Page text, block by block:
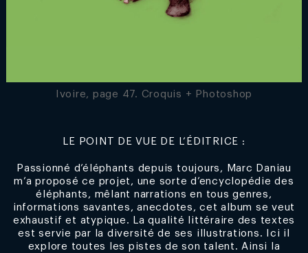
Ivoire, page 47. Croquis + Photoshop
LE POINT DE VUE DE L’ÉDITRICE :
Passionné d’éléphants depuis toujours, Marc Daniau
m’a proposé ce projet, une sorte d’encyclopédie des
éléphants, mêlant narrations en tous genres,
informations savantes, anecdotes, cet album se veut
exhaustif et atypique. La qualité littéraire des textes
est servie par la diversité de ses illustrations. Ici il
explore toutes les pistes de son talent. Ainsi la